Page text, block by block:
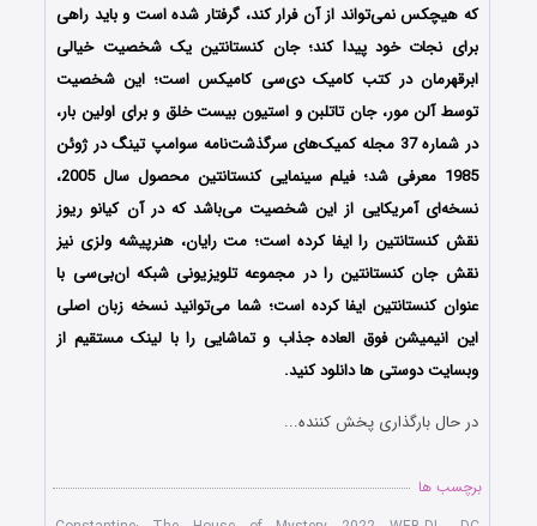
که هیچکس نمی‌تواند از آن فرار کند، گرفتار شده است و باید راهی
برای نجات خود پیدا کند؛ جان کنستانتین یک شخصیت خیالی
ابرقهرمان در کتب کامیک دی‌سی کامیکس است؛ این شخصیت
توسط آلن مور، جان تاتلبن و استیون بیست خلق و برای اولین بار،
در شماره 37 مجله کمیک‌های سرگذشت‌نامه سوامپ تینگ در ژوئن
1985 معرفی شد؛ فیلم سینمایی کنستانتین محصول سال 2005،
نسخه‌ای آمریکایی از این شخصیت می‌باشد که در آن کیانو ریوز
نقش کنستانتین را ایفا کرده است؛ مت رایان، هنرپیشه ولزی نیز
نقش جان کنستانتین را در مجموعه تلویزیونی شبکه ان‌بی‌سی با
عنوان کنستانتین ایفا کرده‌ است؛ شما می‌توانید نسخه زبان اصلی
این انیمیشن فوق العاده جذاب و تماشایی را با لینک مستقیم از
وبسایت دوستی ها دانلود کنید.
در حال بارگذاری پخش کننده...
برچسب ها